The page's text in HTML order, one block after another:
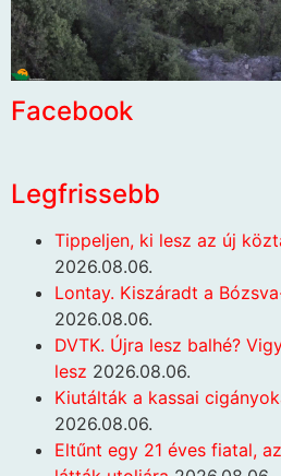
Facebook
Legfrissebb
Tippeljen, ki lesz az új
2026.08.06.
Lontay. Kiszáradt a
2026.08.06.
DVTK. Újra lesz balhé?
lesz 2026.08.06.
Kiutálták a kassai
2026.08.06.
Eltűnt egy 21 éves fiatal,